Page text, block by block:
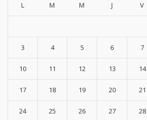
L M M J V
3 4 5 6 7
10 11 12 13 14
17 18 19 20 21
24 25 26 27 28